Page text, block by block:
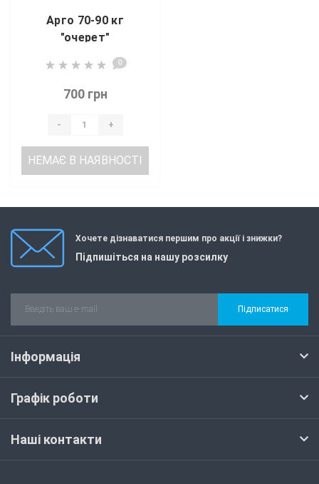
Арго 70-90 кг
"очерет"
0
700 грн
- +
НЕМАЄ В НАЯВНОСТІ
Хочете дізнаватися першим про акції і знижки?
Підпишіться на нашу розсилку
Підписатися
Інформація
Графік роботи
Наші контакти